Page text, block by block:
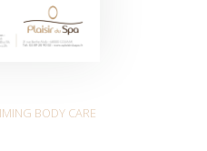
BODY CARE